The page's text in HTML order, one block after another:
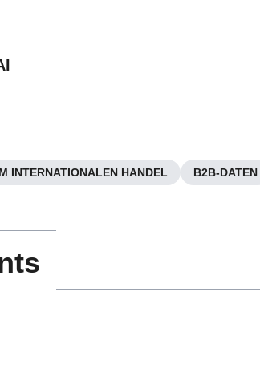
INTERNATIONALEN HANDEL B2B-DATEN